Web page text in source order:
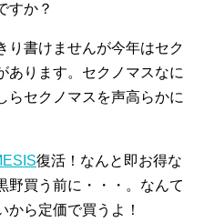
すか？
り書けませんが今年はセク
あります。セクノマスなに
らセクノマスを声高らかに
復活！なんと即お得な
野買う前に・・・。なんて
から定価で買うよ！